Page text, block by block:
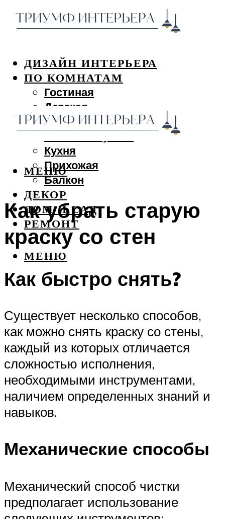
ДИЗАЙН ИНТЕРЬЕРА
ПО КОМНАТАМ
Гостиная
Детская
Спальня
Кухня
Прихожая
Балкон
ДЕКОР
ДОМ И САД
РЕМОНТ
МЕНЮ
МЕНЮ
Как убрать старую
краску со стен
Как быстро снять?
Существует несколько способов,
как можно снять краску со стены,
каждый из которых отличается
сложностью исполнения,
необходимыми инструментами,
наличием определенных знаний и
навыков.
Механические способы
Механический способ чистки
предполагает использование